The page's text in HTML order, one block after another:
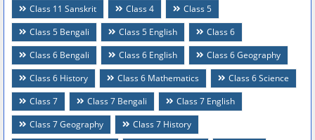
Class 11 Sanskrit
Class 4
Class 5
Class 5 Bengali
Class 5 English
Class 6
Class 6 Bengali
Class 6 English
Class 6 Geography
Class 6 History
Class 6 Mathematics
Class 6 Science
Class 7
Class 7 Bengali
Class 7 English
Class 7 Geography
Class 7 History